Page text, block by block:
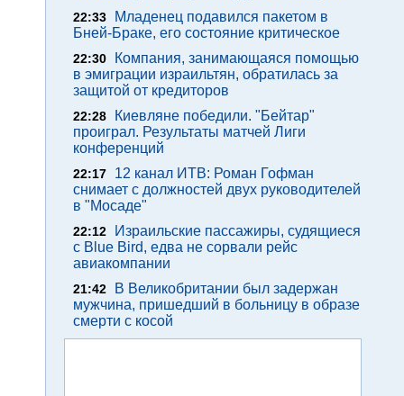
22:33
Младенец подавился пакетом в
Бней-Браке, его состояние критическое
22:30
Компания, занимающаяся помощью
в эмиграции израильтян, обратилась за
защитой от кредиторов
22:28
Киевляне победили. "Бейтар"
проиграл. Результаты матчей Лиги
конференций
22:17
12 канал ИТВ: Роман Гофман
снимает с должностей двух руководителей
в "Мосаде"
22:12
Израильские пассажиры, судящиеся
с Blue Bird, едва не сорвали рейс
авиакомпании
21:42
В Великобритании был задержан
мужчина, пришедший в больницу в образе
смерти с косой